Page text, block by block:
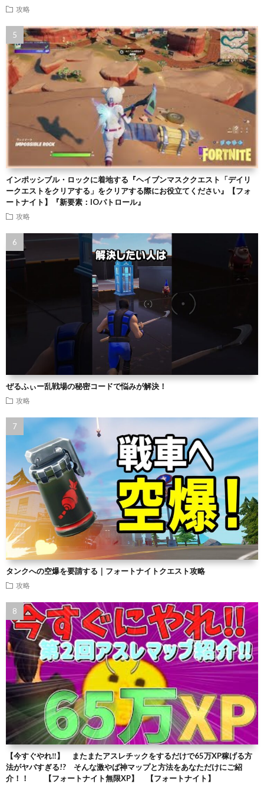
攻略
インポッシブル・ロックに着地する『ヘイブンマスククエスト「デイリ
ークエストをクリアする」をクリアする際にお役立てください』【フォ
ートナイト】『新要素：IOパトロール』
攻略
ぜるふぃー乱戦場の秘密コードで悩みが解決！
攻略
タンクへの空爆を要請する｜フォートナイトクエスト攻略
攻略
【今すぐやれ‼】 またまたアスレチックをするだけで65万XP稼げる方
法がヤバすぎる!? そんな激やば神マップと方法をあなただけにご紹
介！！ 【フォートナイト無限XP】 【フォートナイト】